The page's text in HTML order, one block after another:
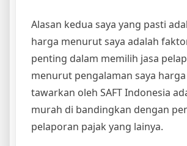
Alasan kedua saya yang pasti
harga menurut saya adalah
penting dalam memilih jasa
menurut pengalaman saya
tawarkan oleh SAFT Indonesia
murah di bandingkan dengan
pelaporan pajak yang lainya.